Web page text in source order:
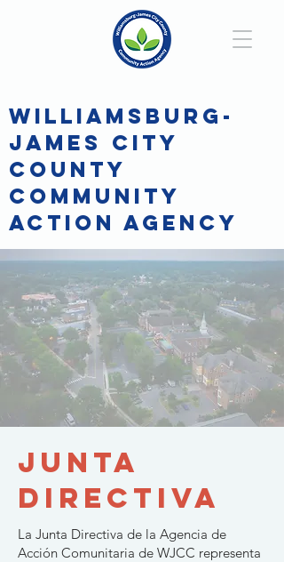
WILLIAMSBURG-
JAMES CITY
COUNTY
COMMUNITY
ACTION AGENCY
Junta
Directiva
La Junta Directiva de la Agencia de
Acción Comunitaria de WJCC representa